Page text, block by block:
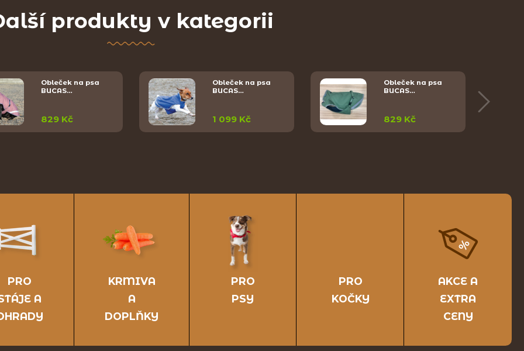
produkty v kategorii
Obleček na psa
BUCAS…
829 Kč
Obleček na psa
BUCAS…
1 099 Kč
Obleček na psa
BUCAS…
829 Kč
PRO
A
KRMIVA
A
DOPLŇKY
PRO
PSY
PRO
KOČKY
AKCE A
EXTRA
CENY